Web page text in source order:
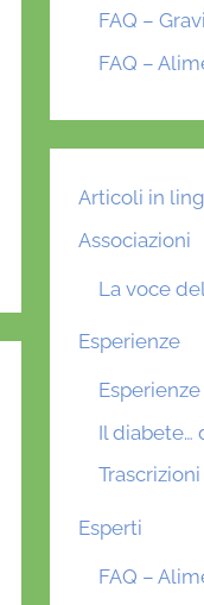
FAQ –
FAQ –
Articoli in
Associazioni
La voce
Esperienze
Il diabete…
Esperti
FAQ –